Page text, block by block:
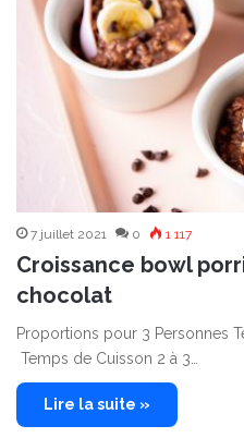
7 juillet 2021 0 1 117
Croissance bowl
chocolat
Proportions pour 3 Personnes
Temps de Cuisson 2 à 3…
Lire la suite »